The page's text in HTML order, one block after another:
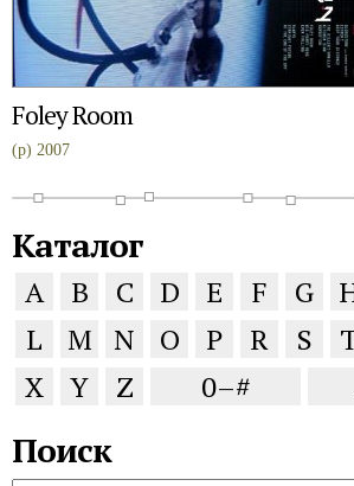
Foley Room
(p) 2007
Каталог
A B C D E F G
L
M N O P R S
X
Y Z 0–#
Поиск